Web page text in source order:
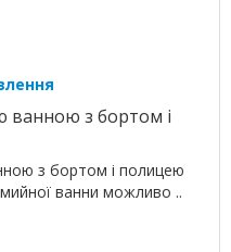
ванною з бортом і
з бортом і полицею
ванни можливо ..